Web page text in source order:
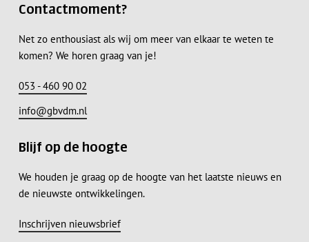
Subtotaal:
Contactmoment?
Net zo enthousiast als wij om meer van elkaar te weten te
komen? We horen graag van je!
053 - 460 90 02
info@gbvdm.nl
Blijf op de hoogte
We houden je graag op de hoogte van het laatste nieuws en
de nieuwste ontwikkelingen.
Inschrijven nieuwsbrief